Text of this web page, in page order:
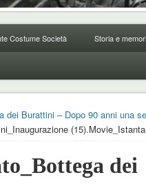
Costume Società Storia e
dei Burattini – Dopo 90 anni una
dei